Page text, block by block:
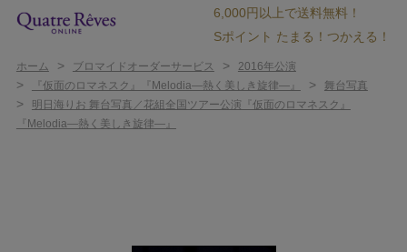
6,000円以上で送料無料！
Sポイント たまる！つかえる！
ホーム > ブロマイドオーダーサービス > 2016年公演
> 『仮面のロマネスク』『Melodia―熱く美しき旋律―』 > 舞台写真
>
明日海りお 舞台写真／花組全国ツアー公演『仮面のロマネスク』
『Melodia―熱く美しき旋律―』